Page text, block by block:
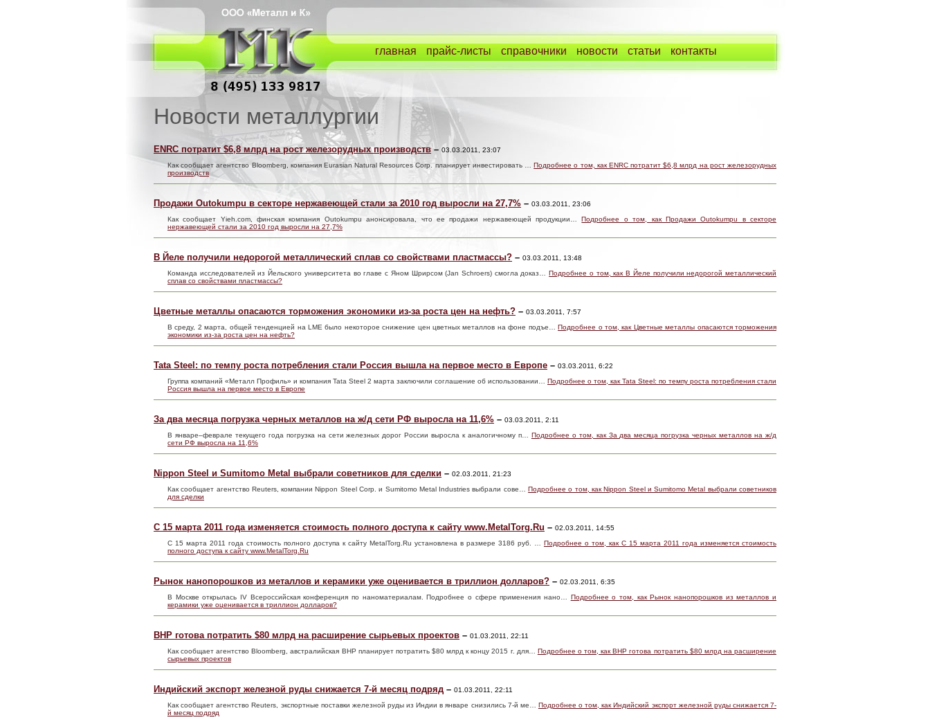
главная прайс-листы справочники новости статьи контакты
Новости металлургии
ENRC потратит $6,8 млрд на рост железорудных производств– 03.03.2011, 23:07
Как сообщает агентство Bloomberg, компания Eurasian Natural Resources Corp. планирует инвестировать … Подробнее о том, как ENRC потратит $6,8 млрд на рост железорудных
производств
Продажи Outokumpu в секторе нержавеющей стали за 2010 год выросли на 27,7% – 03.03.2011, 23:06
Как сообщает Yieh.com, финская компания Outokumpu анонсировала, что ее продажи нержавеющей продукции… Подробнее о том, как Продажи Outokumpu в секторе
нержавеющей стали за 2010 год выросли на 27,7%
В Йеле получили недорогой металлический сплав со свойствами пластмассы? – 03.03.2011, 13:48
Команда исследователей из Йельского университета во главе с Яном Шрирсом (Jan Schroers) смогла доказ… Подробнее о том, как В Йеле получили недорогой металлический
сплав со свойствами пластмассы?
Цветные металлы опасаются торможения экономики из-за роста цен на нефть? – 03.03.2011, 7:57
В среду, 2 марта, общей тенденцией на LME было некоторое снижение цен цветных металлов на фоне подъе… Подробнее о том, как Цветные металлы опасаются торможения
экономики из-за роста цен на нефть?
Tata Steel: по темпу роста потребления стали Россия вышла на первое место в Европе – 03.03.2011, 6:22
Группа компаний «Металл Профиль» и компания Tata Steel 2 марта заключили соглашение об использовании… Подробнее о том, как Tata Steel: по темпу роста потребления стали
Россия вышла на первое место в Европе
За два месяца погрузка черных металлов на ж/д сети РФ выросла на 11,6% – 03.03.2011, 2:11
В январе–феврале текущего года погрузка на сети железных дорог России выросла к аналогичному п… Подробнее о том, как За два месяца погрузка черных металлов на ж/д
сети РФ выросла на 11,6%
Nippon Steel и Sumitomo Metal выбрали советников для сделки – 02.03.2011, 21:23
Как сообщает агентство Reuters, компании Nippon Steel Corp. и Sumitomo Metal Industries выбрали сове… Подробнее о том, как Nippon Steel и Sumitomo Metal выбрали советников
для сделки
С 15 марта 2011 года изменяется стоимость полного доступа к сайту www.MetalTorg.Ru – 02.03.2011, 14:55
С 15 марта 2011 года стоимость полного доступа к сайту MetalTorg.Ru установлена в размере 3186 руб. … Подробнее о том, как С 15 марта 2011 года изменяется стоимость
полного доступа к сайту www.MetalTorg.Ru
Рынок нанопорошков из металлов и керамики уже оценивается в триллион долларов? – 02.03.2011, 6:35
В Москве открылась IV Всероссийская конференция по наноматериалам. Подробнее о сфере применения нано…
Подробнее о том, как Рынок нанопорошков из металлов и
керамики уже оценивается в триллион долларов?
BHP готова потратить $80 млрд на расширение сырьевых проектов – 01.03.2011, 22:11
Как сообщает агентство Bloomberg, австралийская BHP планирует потратить $80 млрд к концу 2015 г. для… Подробнее о том, как BHP готова потратить $80 млрд на расширение
сырьевых проектов
Индийский экспорт железной руды снижается 7-й месяц подряд – 01.03.2011, 22:11
Как сообщает агентство Reuters, экспортные поставки железной руды из Индии в январе снизились 7-й ме… Подробнее о том, как Индийский экспорт железной руды снижается 7-
й месяц подряд